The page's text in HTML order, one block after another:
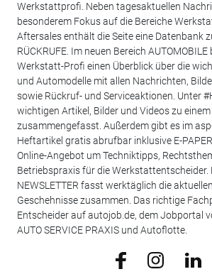
Werkstattprofi. Neben tagesaktuellen
besonderem Fokus auf die Bereiche
Aftersales enthält die Seite eine Datenbank
RÜCKRUFE. Im neuen Bereich
Werkstatt-Profi einen Überblick über die
und Automodelle mit allen Nachrichten,
sowie Rückruf- und Serviceaktionen. Unter
wichtigen Artikel, Bilder und Videos zu einem
zusammengefasst. Außerdem gibt es im
Heftartikel gratis abrufbar inklusive E-
Online-Angebot um Techniktipps,
Betriebspraxis für die Werkstattentscheider.
NEWSLETTER fasst werktäglich die
Geschehnisse zusammen. Das richtige
Entscheider auf autojob.de, dem Jobportal
AUTO SERVICE PRAXIS und Autoflotte.